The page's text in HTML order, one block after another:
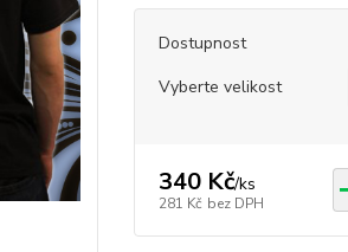
Dostupnost
Vyberte velikost
340 Kč/ks
281 Kč bez DPH